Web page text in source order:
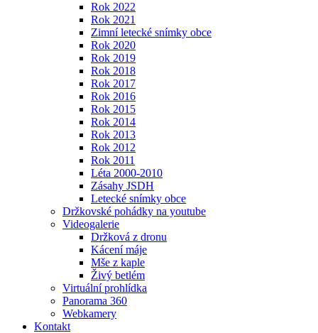
Rok 2022
Rok 2021
Zimní letecké snímky obce
Rok 2020
Rok 2019
Rok 2018
Rok 2017
Rok 2016
Rok 2015
Rok 2014
Rok 2013
Rok 2012
Rok 2011
Léta 2000-2010
Zásahy JSDH
Letecké snímky obce
Držkovské pohádky na youtube
Videogalerie
Držková z dronu
Kácení máje
Mše z kaple
Živý betlém
Virtuální prohlídka
Panorama 360
Webkamery
Kontakt